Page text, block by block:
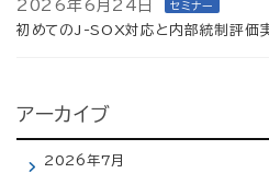
2026年6月24日 セミナー
初めてのJ-SOX対応と内部統制評価実
アーカイブ
2026年7月